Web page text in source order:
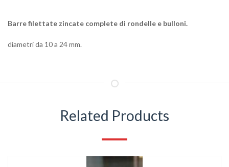
Barre filettate zincate complete di rondelle e bulloni.
diametri da 10 a 24 mm.
Related Products